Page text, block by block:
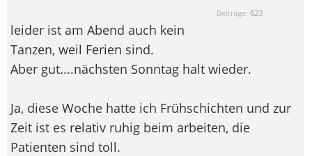
Beiträge: 623
leider ist am Abend auch kein
Tanzen, weil Ferien sind.
Aber gut....nächsten Sonntag halt wieder.
Ja, diese Woche hatte ich Frühschichten und zur
Zeit ist es relativ ruhig beim arbeiten, die
Patienten sind toll.